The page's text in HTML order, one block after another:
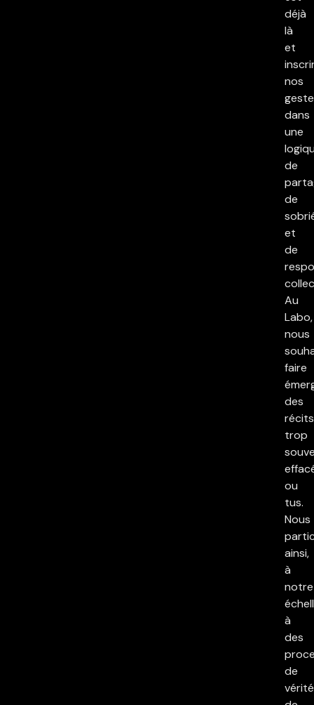
déjà
là
et
nos
dans
une
de
de
et
de
Au
Labo,
nous
faire
des
récits
trop
ou
tus.
Nous
ainsi,
à
notre
à
des
de